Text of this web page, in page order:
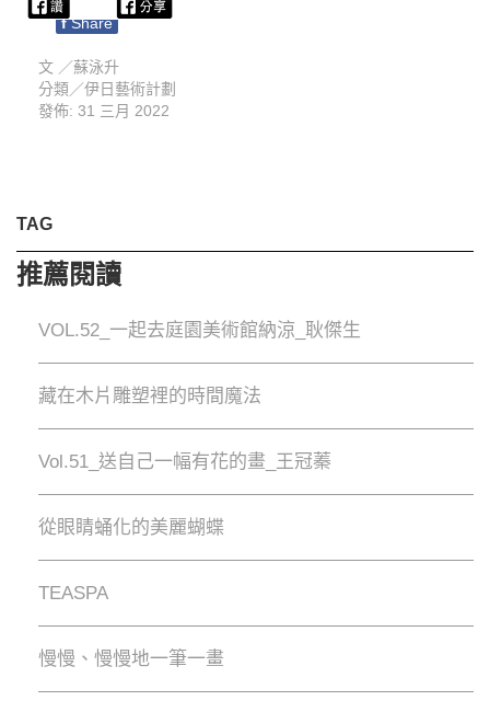
f Share
文 ／蘇泳升
分類／伊日藝術計劃
發佈: 31 三月 2022
TAG
推薦閱讀
VOL.52_一起去庭園美術館納涼_耿傑生
藏在木片雕塑裡的時間魔法
Vol.51_送自己一幅有花的畫_王冠蓁
從眼睛蛹化的美麗蝴蝶
TEASPA
慢慢、慢慢地⼀筆⼀畫